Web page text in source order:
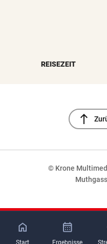
REISEZEIT
north
© Krone
Start Ergebnisse
NaN%